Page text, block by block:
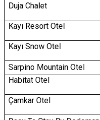
Duja Chalet
Kayı Resort Otel
Kayı Snow Otel
Sarpino Mountain Otel
Habitat Otel
Çamkar Otel